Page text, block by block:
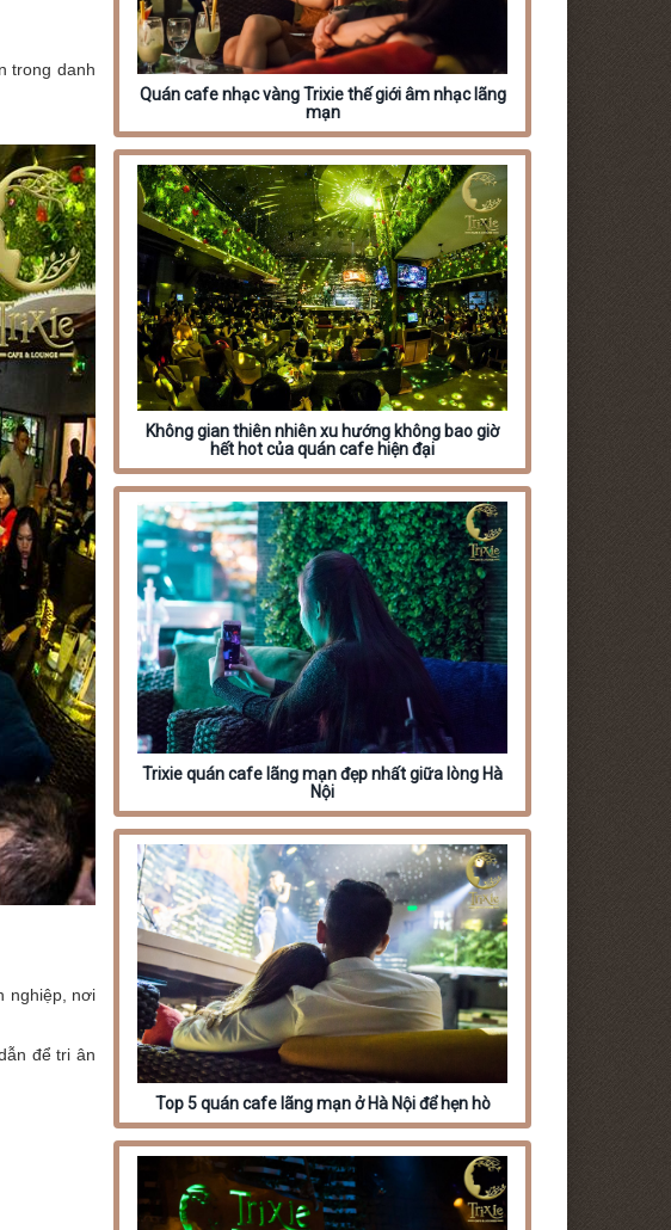
trong danh
nghiệp, nơi
để tri ân
Quán cafe nhạc vàng Trixie thế giới âm nhạc lãng
mạn
Không gian thiên nhiên xu hướng không bao giờ
hết hot của quán cafe hiện đại
Trixie quán cafe lãng mạn đẹp nhất giữa lòng Hà
Nội
Top 5 quán cafe lãng mạn ở Hà Nội để hẹn hò